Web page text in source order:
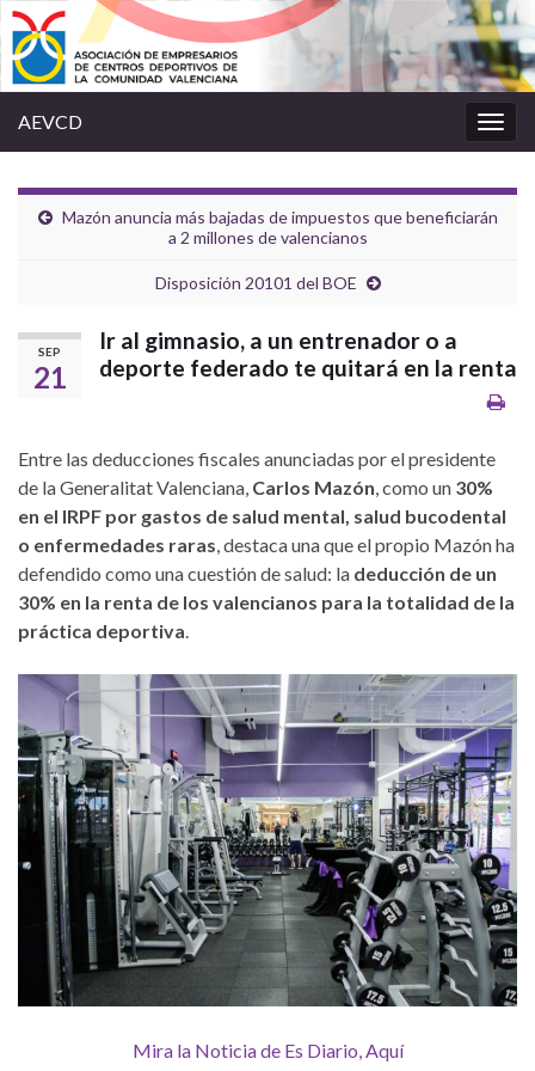
la
AEVCD
Mazón anuncia más bajadas de impuestos que beneficiarán
a 2 millones de valencianos
Disposición 20101 del BOE
SEP
21
Ir al gimnasio, a un entrenador o a
deporte federado te quitará en la renta
Entre las deducciones fiscales anunciadas por el presidente
de la Generalitat Valenciana, Carlos Mazón , como un 30%
en el IRPF por gastos de salud mental, salud bucodental
o enfermedades raras , destaca una que el propio Mazón ha
defendido como una cuestión de salud: la deducción de un
30% en la renta de los valencianos para la totalidad de la
práctica deportiva
Mira la Noticia de Es Diario, Aquí